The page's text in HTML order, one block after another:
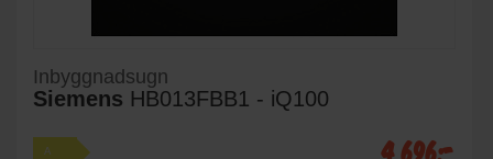
Inbyggnadsugn
Siemens HB013FBB1 - iQ100
A